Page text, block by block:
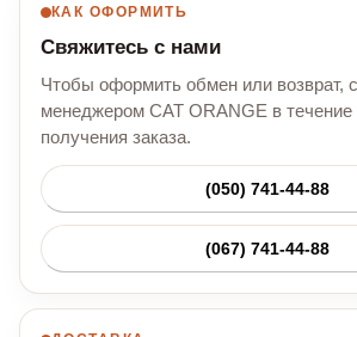
КАК ОФОРМИТЬ
Свяжитесь с нами
Чтобы оформить обмен или возврат,
менеджером CAT ORANGE в течение
получения заказа.
(050) 741-44-88
(067) 741-44-88